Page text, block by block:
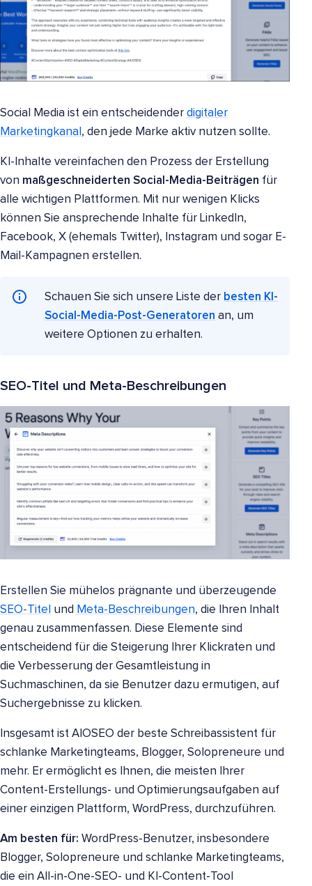
Social Media ist ein entscheidender digitaler
Marketingkanal , den jede Marke aktiv nutzen sollte.
KI-Inhalte vereinfachen den Prozess der Erstellung
von maßgeschneiderten Social-Media-Beiträgen für
alle wichtigen Plattformen. Mit nur wenigen Klicks
können Sie ansprechende Inhalte für LinkedIn,
Facebook, X (ehemals Twitter), Instagram und sogar E-
Mail-Kampagnen erstellen.
Schauen Sie sich unsere Liste der besten KI-
Social-Media-Post-Generatoren an, um
weitere Optionen zu erhalten.
SEO-Titel und Meta-Beschreibungen
Erstellen Sie mühelos prägnante und überzeugende
SEO-Titel und Meta-Beschreibungen, die Ihren Inhalt
genau zusammenfassen. Diese Elemente sind
entscheidend für die Steigerung Ihrer Klickraten und
die Verbesserung der Gesamtleistung in
Suchmaschinen, da sie Benutzer dazu ermutigen, auf
Suchergebnisse zu klicken.
Insgesamt ist AIOSEO der beste Schreibassistent für
schlanke Marketingteams, Blogger, Solopreneure und
mehr. Er ermöglicht es Ihnen, die meisten Ihrer
Content-Erstellungs- und Optimierungsaufgaben auf
einer einzigen Plattform, WordPress, durchzuführen.
Am besten für: WordPress-Benutzer, insbesondere
Blogger, Solopreneure und schlanke Marketingteams,
die ein All-in-One-SEO- und KI-Content-Tool